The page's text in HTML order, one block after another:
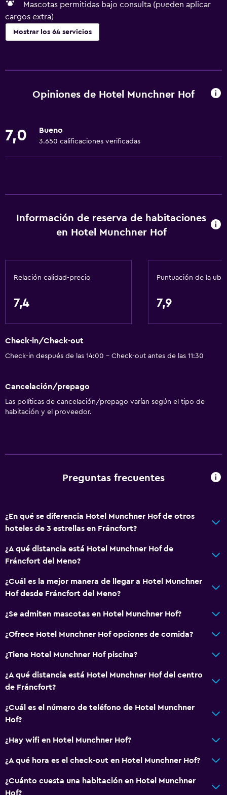
Mascotas permitidas bajo consulta (pueden aplicar
cargos extra)
Mostrar los 64 servicios
Wifi gratis
Toallas
Alarma de humo
Ducha
Tina de baño
Papel higiénico
Ascensor
Ascensor disponible
Hipoalergénico
Habitación hipoalergénica
Para no fumadores
Almohada sin plumas
Plantas superiores accesibles por ascensor
Ventana
Vista al jardín
Pantuflas
Vista al patio interior
Casilleros
Vista a la ciudad
Espacio de almacenamiento
Servicios y facilidades
Opiniones de Hotel Munchner Hof
7,0 Bueno
3.650 calificaciones verificadas
Información de reserva de habitaciones
en Hotel Munchner Hof
Relación calidad-precio
7,4
Puntuación de la
7,9
Check-in/Check-out
Check-in después de las 14:00 - Check-out antes de las 11:30
Cancelación/prepago
Las políticas de cancelación/prepago varían según el tipo de
habitación y el proveedor.
Preguntas frecuentes
¿En qué se diferencia Hotel Munchner Hof de otros
hoteles de 3 estrellas en Fráncfort?
¿A qué distancia está Hotel Munchner Hof de
Fráncfort del Meno?
¿Cuál es la mejor manera de llegar a Hotel Munchner
Hof desde Fráncfort del Meno?
¿Se admiten mascotas en Hotel Munchner Hof?
¿Ofrece Hotel Munchner Hof opciones de comida?
¿Tiene Hotel Munchner Hof piscina?
¿A qué distancia está Hotel Munchner Hof del centro
de Fráncfort?
¿Cuál es el número de teléfono de Hotel Munchner
Hof?
¿Hay wifi en Hotel Munchner Hof?
¿A qué hora es el check-out en Hotel Munchner Hof?
¿Cuánto cuesta una habitación en Hotel Munchner
Hof?